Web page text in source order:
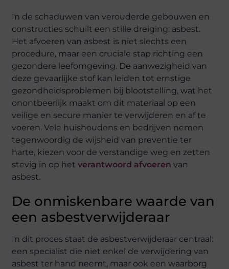
In de schaduwen van verouderde gebouwen en
constructies schuilt een stille dreiging: asbest.
Het afvoeren van asbest is niet slechts een
procedure, maar een cruciale stap richting een
gezondere leefomgeving. De aanwezigheid van
deze gevaarlijke stof kan leiden tot ernstige
gezondheidsproblemen bij blootstelling, wat het
onontbeerlijk maakt om dit materiaal op een
veilige en secure manier te verwijderen en af te
voeren. Vele huishoudens en bedrijven nemen
tegenwoordig de wijsheid van preventie ter
harte, kiezen voor de verstandige weg en zetten
stevig in op hetverantwoord afvoeren van
asbest.
De onmiskenbare waarde van
een asbestverwijderaar
In dit proces staat de asbestverwijderaar centraal:
een specialist die niet enkel de verwijdering van
asbest ter hand neemt, maar ook een waarborg